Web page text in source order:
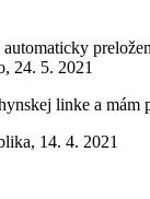
, 24. 5. 2021
linke a mám
, 14. 4. 2021